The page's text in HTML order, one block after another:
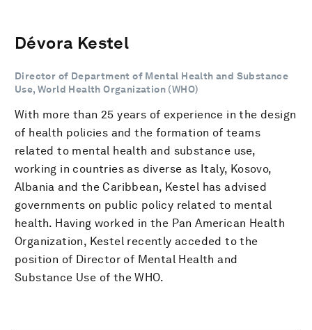
Dévora Kestel
Director of Department of Mental Health and Substance
Use, World Health Organization (WHO)
With more than 25 years of experience in the design
of health policies and the formation of teams
related to mental health and substance use,
working in countries as diverse as Italy, Kosovo,
Albania and the Caribbean, Kestel has advised
governments on public policy related to mental
health. Having worked in the Pan American Health
Organization, Kestel recently acceded to the
position of Director of Mental Health and
Substance Use of the WHO.